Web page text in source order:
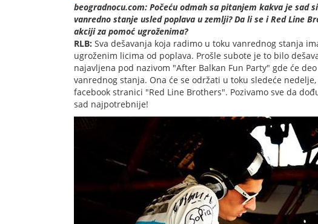
beogradnocu.com: Počeću odmah sa pitanjem kakva je sad
vanredno stanje usled poplava u zemlji? Da li se i Red Line
akciji za pomoć ugroženima?
RLB: Sva dešavanja koja radimo u toku vanrednog stanja
ugroženim licima od poplava. Prošle subote je to bilo
najavljena pod nazivom "After Balkan Fun Party" gde će
vanrednog stanja. Ona će se održati u toku sledeće
facebook stranici "Red Line Brothers". Pozivamo sve da
sad najpotrebnije!